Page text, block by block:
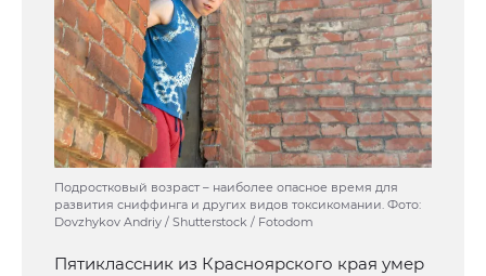
Подростковый возраст – наиболее опасное время для
развития сниффинга и других видов токсикомании. Фото:
Dovzhykov Andriy / Shutterstock / Fotodom
Пятиклассник из Красноярского края умер